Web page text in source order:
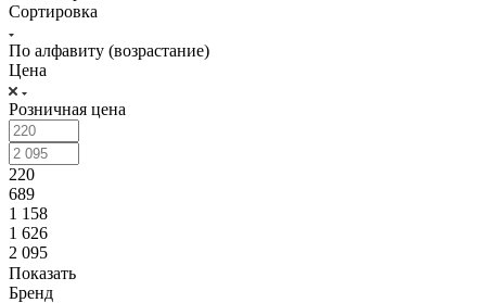
Сортировка
По алфавиту (возрастание)
Цена
Розничная цена
220
689
1 158
1 626
2 095
Показать
Бренд